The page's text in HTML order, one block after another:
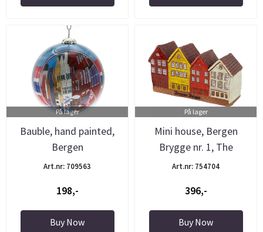
På lager
Bauble, hand painted,
Bergen
Art.nr: 709563
198,-
Buy Now
På lager
Mini house, Bergen
Brygge nr. 1, The
Pottery
Art.nr: 754704
396,-
Buy Now